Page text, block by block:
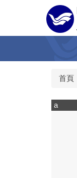
容
首頁
a